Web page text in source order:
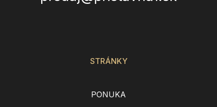
STRÁNKY
PONUKA